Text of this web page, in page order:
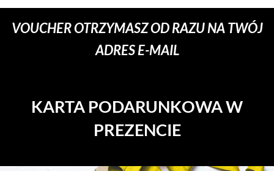
VOUCHER OTRZYMASZ OD RAZU NA TWÓJ
ADRES E-MAIL
KARTA PODARUNKOWA W
PREZENCIE